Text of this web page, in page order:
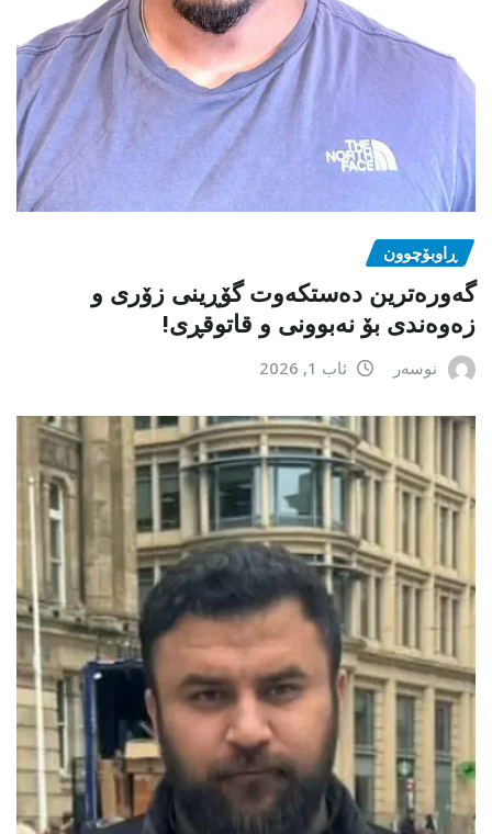
ڕاوبۆچوون
گەورەترین دەستکەوت گۆڕینی زۆری و
زەوەندی بۆ نەبوونی و قاتوقڕی!
نوسەر ئاب 1, 2026